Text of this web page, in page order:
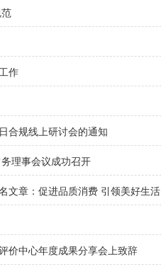
作
合规线上研讨会的通知
理事会议成功召开
文章：促进品质消费 引领美好生活
价中心年度成果分享会上致辞